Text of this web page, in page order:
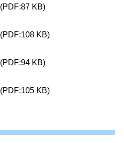
(PDF:87 KB)
(PDF:108 KB)
(PDF:94 KB)
(PDF:105 KB)